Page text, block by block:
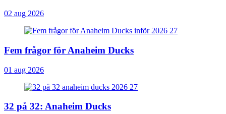
02 aug 2026
Fem frågor för Anaheim Ducks
01 aug 2026
32 på 32: Anaheim Ducks